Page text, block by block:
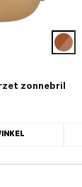
zonnebril